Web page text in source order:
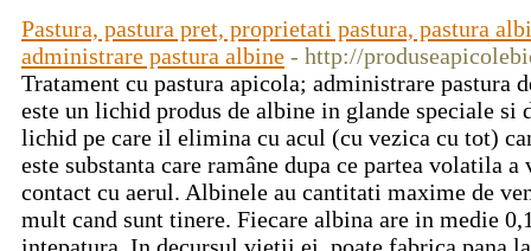
Pastura, pastura pret, proprietati pastura, pastura
administrare pastura albine - http://
Tratament cu pastura apicola; administrare pastura
este un lichid produs de albine in glande speciale si
lichid pe care il elimina cu acul (cu vezica cu tot)
este substanta care ramâne dupa ce partea volatila
contact cu aerul. Albinele au cantitati maxime de
mult cand sunt tinere. Fiecare albina are in medie